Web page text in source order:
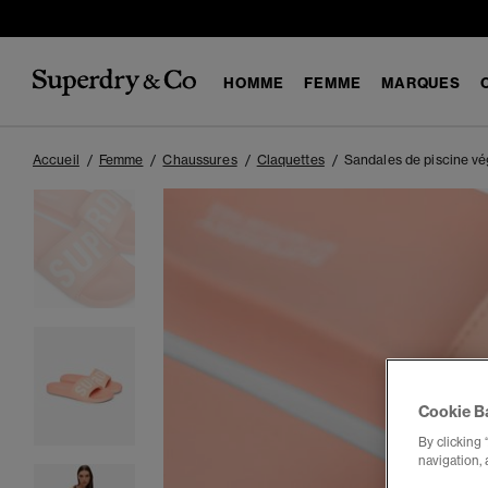
HOMME FEMME MARQUES
Accueil Femme Chaussures Claquettes Sandales de piscine
Cookie
By clicking
navigation,